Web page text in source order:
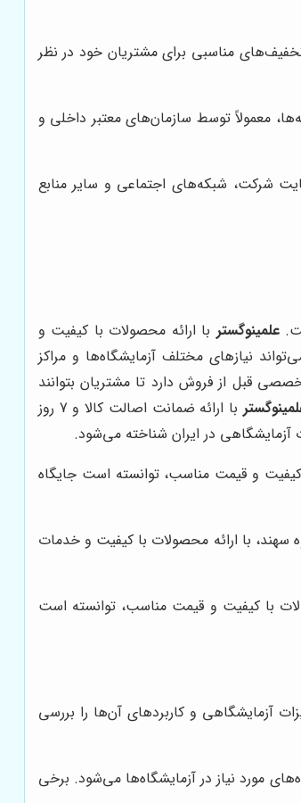
مناسبی برای مشتریان خود در نظر
معمولاً توسط سازمان‌های معتبر داخلی و
شرکت، شبکه‌های اجتماعی و سایر منابع
علمینوگستر با ارائه محصولات با کیفیت و
نیازهای مختلف آزمایشگاه‌ها و مراکز
قبل از فروش دارد تا مشتریان بتوانند
با ارائه ضمانت اصالت کالا و 7 روز
آزمایشگاهی در ایران شناخته می‌شود.
و قیمت مناسب، توانسته است جایگاه
با ارائه محصولات با کیفیت و خدمات
با کیفیت و قیمت مناسب، توانسته است
آزمایشگاهی و کاربردهای آن‌ها را بررسی
مورد نیاز در آزمایشگاه‌ها می‌شود. برخی